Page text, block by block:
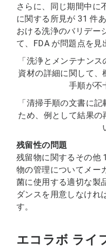
さらに、同じ期間中に
に関する所見が 31 件
おける洗浄のバリデー
て、FDA が問題点を見
「洗浄とメンテナン
資材の詳細に関して
手順が不
「清掃手順の文書に
ため、例として結果の
残留性の問題
残留物に関するその他
物の管理についてメー
菌に使用する適切な製
ダンスを用意しなけれ
す。
エコラボ ライ